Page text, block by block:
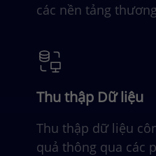
các nền tảng
Thu thập Dữ liệu
Thu thập dữ liệu
quả thông qua các